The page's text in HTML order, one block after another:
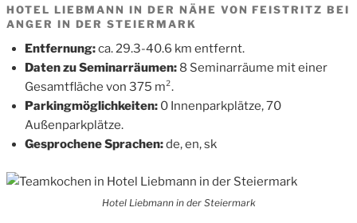
HOTEL LIEBMANN IN DER NÄHE VON FEISTRITZ BEI
ANGER IN DER STEIERMARK
Entfernung:ca. 29.3-40.6 km entfernt.
Daten zu Seminarräumen: 8 Seminarräume mit einer
Gesamtfläche von 375 m².
Parkingmöglichkeiten: 0 Innenparkplätze, 70
Außenparkplätze.
Gesprochene Sprachen:de, en, sk
Hotel Liebmann in der Steiermark